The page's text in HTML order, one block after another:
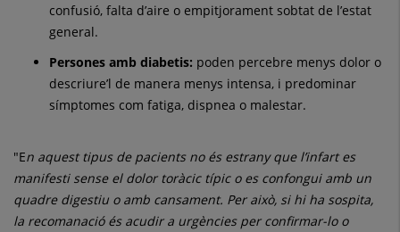
confusió, falta d’aire o empitjorament sobtat de l’estat
general.
Persones amb diabetis: poden percebre menys dolor o
descriure’l de manera menys intensa, i predominar
símptomes com fatiga, dispnea o malestar.
"En aquest tipus de pacients no és estrany que l’infart es
manifesti sense el dolor toràcic típic o es confongui amb un
quadre digestiu o amb cansament. Per això, si hi ha sospita,
la recomanació és acudir a urgències per confirmar-lo o